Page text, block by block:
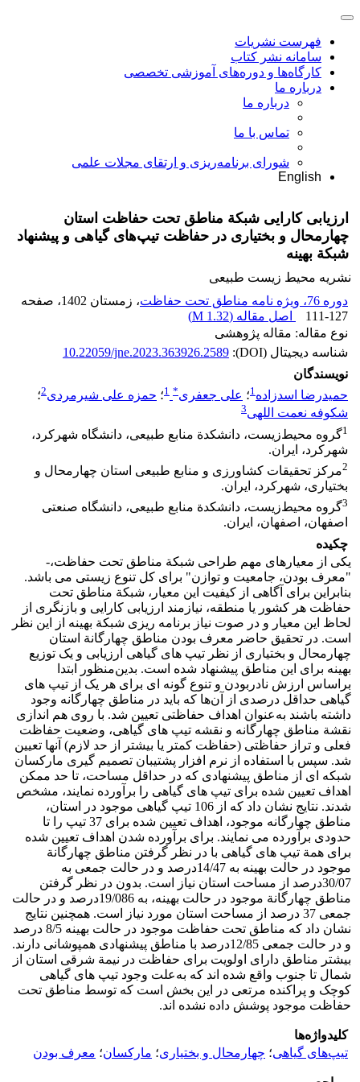
فهرست نشریات
سامانه نشر کتاب
کارگاه‌ها و دوره‌های آموزشی تخصصی
درباره ما
درباره ما
تماس با ما
شورای برنامه‌ریزی و ارتقای مجلات علمی
English
ارزیابی کارایی شبکة مناطق تحت حفاظت استان
چهارمحال و بختیاری در حفاظت تیپ‌های گیاهی و پیشنهاد
شبکة بهینه
نشریه محیط زیست طبیعی
دوره 76، ویژه نامه مناطق تحت حفاظت
، زمستان 1402
، صفحه
111-127
اصل مقاله (1.32 M
)
نوع مقاله: مقاله پژوهشی
شناسه دیجیتال (DOI):
10.22059/jne.2023.363926.2589
نویسندگان
حمیدرضا اسدزاده1؛ علی جعفری*
1؛ حمزه علی شیرمردی2؛
شکوفه نعمت اللهی3
1گروه محیط‌زیست، دانشکدة منابع طبیعی، دانشگاه شهرکرد،
شهرکرد، ایران.
2مرکز تحقیقات کشاورزی و منابع طبیعی استان چهارمحال و
بختیاری، شهرکرد، ایران.
3گروه محیط‌زیست، دانشکدة منابع طبیعی، دانشگاه صنعتی
اصفهان، اصفهان، ایران.
چکیده
یکی از معیارهای مهم طراحی شبکة مناطق تحت حفاظت،­
"معرف­ بودن، جامعیت و توازن" برای کل تنوع ­زیستی می­ باشد.
بنابراین برای آگاهی از کیفیت این معیار، شبکة مناطق تحت
حفاظت هر کشور یا منطقه، نیازمند ارزیابی کارایی و بازنگری از
لحاظ این معیار و در صوت نیاز برنامه ­ریزی شبکة بهینه­ از این نظر
است. در تحقیق حاضر معرف ­بودن مناطق چهارگانة استان
چهارمحال و بختیاری از نظر تیپ ­های گیاهی ارزیابی و یک توزیع
بهینه برای این مناطق پیشنهاد شده است. بدین‌منظور ابتدا
براساس ارزش نادربودن و تنوع گونه­ ای برای هر یک از تیپ ­های
گیاهی حداقل درصدی از آن‌ها که باید در مناطق چهارگانه وجود
داشته باشند به‌عنوان اهداف حفاظتی تعیین شد. با روی هم­ اندازی
نقشة مناطق چهارگانه و نقشه تیپ­ های گیاهی، وضعیت حفاظت
فعلی و تراز حفاظتی (حفاظت کمتر یا بیشتر از حد لازم) آن­ها تعیین
شد. سپس با استفاده از نرم ­افزار پشتیبان تصمیم ­گیری مارکسان
شبکه ­ای از مناطق پیشنهادی که در حداقل مساحت، تا حد ممکن
اهداف تعیین ­شده برای تیپ­ های گیاهی را برآورده نمایند، مشخص
شدند. نتایج نشان داد که از 106 تیپ گیاهی موجود در استان،
مناطق چهارگانه موجود، اهداف تعیین شده برای 37 تیپ را تا
حدودی برآورده می­ نمایند. برای برآورده شدن اهداف تعیین ­شده
برای همة تیپ­ های گیاهی با در نظر گرفتن مناطق چهارگانة
موجود در حالت بهینه به 14/47درصد و در حالت جمعی به
30/07درصد از مساحت استان نیاز است. بدون در نظر گرفتن
مناطق چهارگانة موجود در حالت بهینه، به 19/086درصد و در حالت
جمعی 37 درصد از مساحت استان مورد نیاز است. همچنین نتایج
نشان داد که مناطق تحت حفاظت­ موجود در حالت بهینه 8/5 درصد
و در حالت جمعی 12/85درصد با مناطق پیشنهادی همپوشانی دارند.
بیشتر مناطق دارای اولویت برای حفاظت در نیمة شرقی استان از
شمال تا جنوب واقع شده ­اند که به‌علت وجود تیپ ­های گیاهی
کوچک و پراکنده مرتعی در این بخش است که توسط مناطق تحت
حفاظت موجود پوشش داده نشده­ اند.
کلیدواژه‌ها
تیپ‌های گیاهی؛ چهارمحال و بختیاری؛ مارکسان؛ معرف‌ بودن